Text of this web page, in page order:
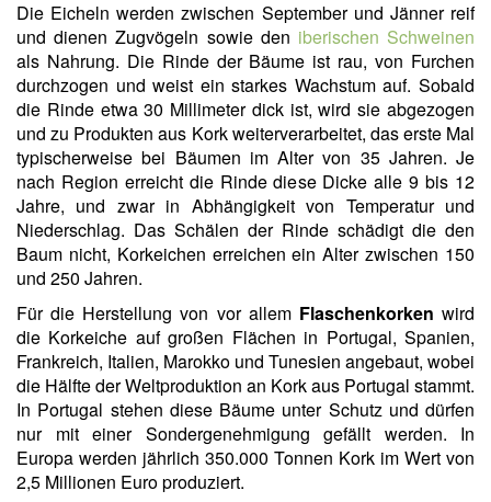
Die Eicheln werden zwischen September und Jänner reif
und dienen Zugvögeln sowie den iberischen Schweinen
als Nahrung. Die Rinde der Bäume ist rau, von Furchen
durchzogen und weist ein starkes Wachstum auf. Sobald
die Rinde etwa 30 Millimeter dick ist, wird sie abgezogen
und zu Produkten aus Kork weiterverarbeitet, das erste Mal
typischerweise bei Bäumen im Alter von 35 Jahren. Je
nach Region erreicht die Rinde diese Dicke alle 9 bis 12
Jahre, und zwar in Abhängigkeit von Temperatur und
Niederschlag. Das Schälen der Rinde schädigt die den
Baum nicht, Korkeichen erreichen ein Alter zwischen 150
und 250 Jahren.
Für die Herstellung von vor allem Flaschenkorken wird
die Korkeiche auf großen Flächen in Portugal, Spanien,
Frankreich, Italien, Marokko und Tunesien angebaut, wobei
die Hälfte der Weltproduktion an Kork aus Portugal stammt.
In Portugal stehen diese Bäume unter Schutz und dürfen
nur mit einer Sondergenehmigung gefällt werden. In
Europa werden jährlich 350.000 Tonnen Kork im Wert von
2,5 Millionen Euro produziert.